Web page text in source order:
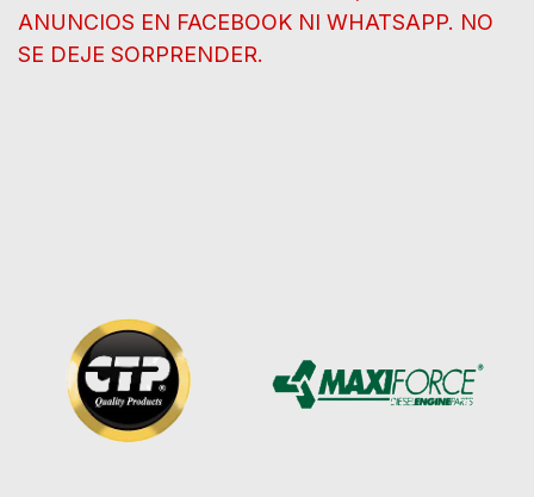
ANUNCIOS EN FACEBOOK NI WHATSAPP. NO
SE DEJE SORPRENDER.